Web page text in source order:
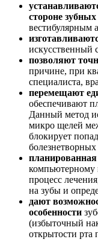
стороне
вестибулярным
искусственный
позволяют
причине, при
специалиста,
перемещают
обеспечивают
Данный метод
микро щелей
блокирует
компьютерному
процесс
на зубы и
дают
особенности
(избыточный
открытости рта